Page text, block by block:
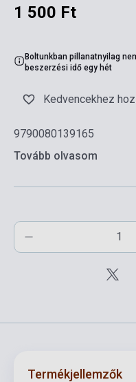
1 500 Ft
Boltunkban pillanatnyilag
beszerzési idő egy hét
Kedvencekhez
9790080139165
Tovább olvasom
Termékjellemzők